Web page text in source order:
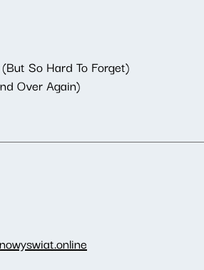
So Hard To Forget)
Over Again)